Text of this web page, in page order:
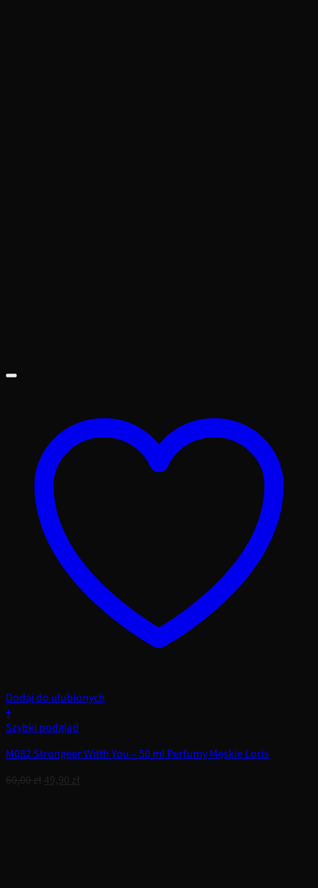
Dodaj do ulubionych
+
Szybki podgląd
M082 Strongeer Witth You – 50 ml Perfumy Męskie Loris
60,00zł Pierwotna
49,90 zł